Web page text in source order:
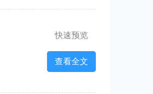
快速预览
查看全文